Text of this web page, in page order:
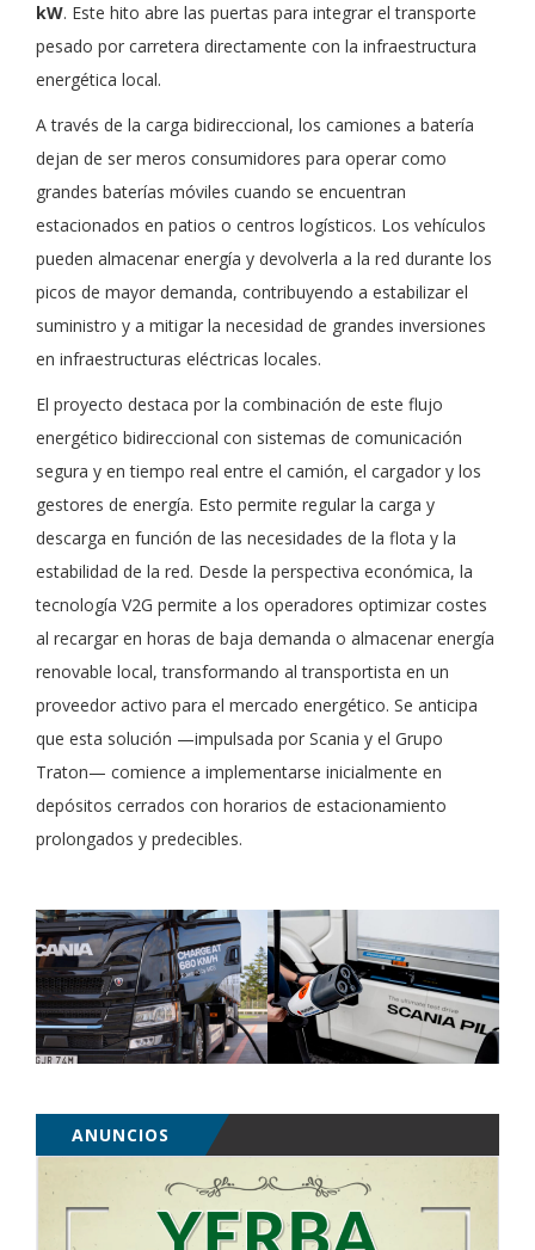
kW. Este hito abre las puertas para integrar el transporte
pesado por carretera directamente con la infraestructura
energética local.
A través de la carga bidireccional, los camiones a batería
dejan de ser meros consumidores para operar como
grandes baterías móviles cuando se encuentran
estacionados en patios o centros logísticos. Los vehículos
pueden almacenar energía y devolverla a la red durante los
picos de mayor demanda, contribuyendo a estabilizar el
suministro y a mitigar la necesidad de grandes inversiones
en infraestructuras eléctricas locales.
El proyecto destaca por la combinación de este flujo
energético bidireccional con sistemas de comunicación
segura y en tiempo real entre el camión, el cargador y los
gestores de energía. Esto permite regular la carga y
descarga en función de las necesidades de la flota y la
estabilidad de la red. Desde la perspectiva económica, la
tecnología V2G permite a los operadores optimizar costes
al recargar en horas de baja demanda o almacenar energía
renovable local, transformando al transportista en un
proveedor activo para el mercado energético. Se anticipa
que esta solución —impulsada por Scania y el Grupo
Traton— comience a implementarse inicialmente en
depósitos cerrados con horarios de estacionamiento
prolongados y predecibles.
ANUNCIOS